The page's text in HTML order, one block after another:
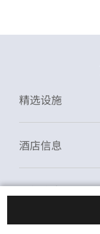
精选设施
酒店信息
一般信息